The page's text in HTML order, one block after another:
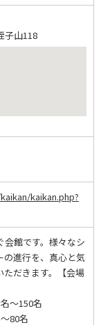
子山118
kaikan.php?
会館です。様々なシ
の進行を、真心と気
ただきます。【会場
～150名
80名